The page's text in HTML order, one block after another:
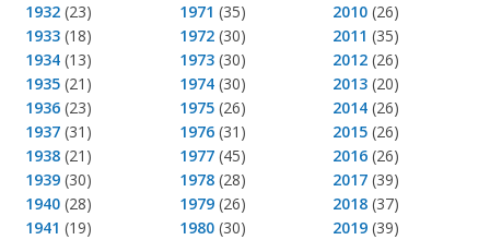
1932 (23)
1933 (18)
1934 (13)
1935 (21)
1936 (23)
1937 (31)
1938 (21)
1939 (30)
1940 (28)
1941 (19)
1971 (35)
1972(30)
1973(30)
1974(30)
1975(26)
1976(31)
1977(45)
1978(28)
1979(26)
1980(30)
2010 (26)
2011 (35)
2012 (26)
2013 (20)
2014 (26)
2015 (26)
2016 (26)
2017 (39)
2018 (37)
2019 (39)